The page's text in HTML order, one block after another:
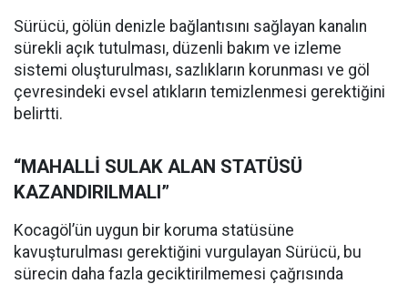
Sürücü, gölün denizle bağlantısını sağlayan kanalın
sürekli açık tutulması, düzenli bakım ve izleme
sistemi oluşturulması, sazlıkların korunması ve göl
çevresindeki evsel atıkların temizlenmesi gerektiğini
belirtti.
“MAHALLİ SULAK ALAN STATÜSÜ
KAZANDIRILMALI”
Kocagöl’ün uygun bir koruma statüsüne
kavuşturulması gerektiğini vurgulayan Sürücü, bu
sürecin daha fazla geciktirilmemesi çağrısında